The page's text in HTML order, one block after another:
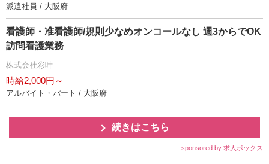
派遣社員 / 大阪府
看護師・准看護師/規則少なめオンコールなし 週3からでOK
訪問看護業務
株式会社彩叶
時給2,000円～
アルバイト・パート / 大阪府
続きはこちら
sponsored by 求人ボックス